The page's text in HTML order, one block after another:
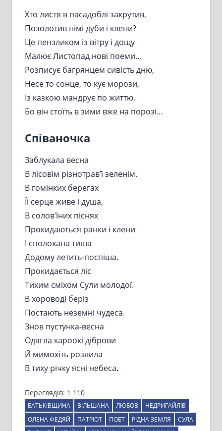
Хто листя в пасадоблі закрутив,
Позолотив німі дуби і клени?
Це пензликом із вітру і дощу
Малює Листопад нові поеми..,
Розписує багрянцем сивість дню,
Несе то сонце, то кує морози,
Із казкою мандрує по життю,
Бо він стоїть в зими вже на порозі…
Співаночка
Заблукала весна
В лісовім різнотрав’ї зеленім.
В гомінких берегах
Їі серце живе і душа,
В солов’їних піснях
Прокидаються ранки і клени
І сполохана тиша
Додому летить-поспіша.
Прокидається ліс
Тихим сміхом Сули молодої.
В хороводі беріз
Постають неземні чудеса.
Знов пустунка-весна
Одягла кароокі діброви
Й мимохіть розлила
В тиху річку ясні небеса.
Переглядів: 1 110
БАТЬКІВЩИНА ВІЛЬШАНА ЛЮБОВ
НЕДРИГАЙЛІВ
ОЛЕНА ФЕДЯЙ
ПАТРІОТ ПОЕТ РІДНА ЗЕМЛЯ
СУЛА